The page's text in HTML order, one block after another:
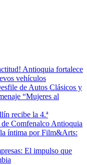
Antioquia fortalece
vehículos
de Autos Clásicos y
“Mujeres al
recibe la 4.ª
Comfenalco Antioquia
íntima por Film&Arts:
El impulso que